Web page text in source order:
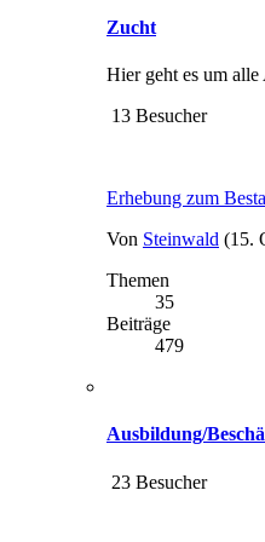
Zucht
Hier geht es um
13 Besucher
Erhebung zum
Von Steinwald (15.
Themen
35
Beiträge
479
Ausbildung/
23 Besucher